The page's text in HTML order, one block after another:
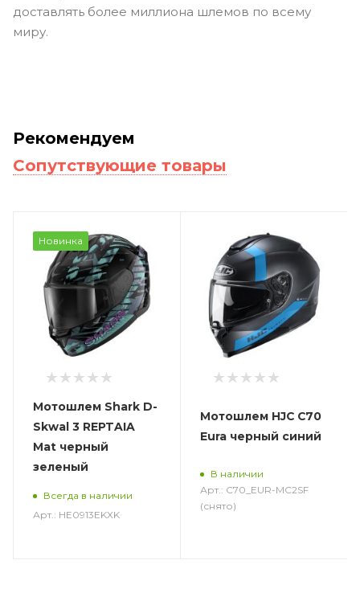
доставлять более миллиона шлемов по всему
миру.
Рекомендуем
Сопутствующие товары
Новинка
Мотошлем Shark D-
Skwal 3 REPTAIA
Mat черный
зеленый
Всегда в наличии
Арт.: HE0913EKXK
Мотошлем HJC C70
Eura черный синий
В наличии
Арт.: C70_EUR-MC2SF
(снято)